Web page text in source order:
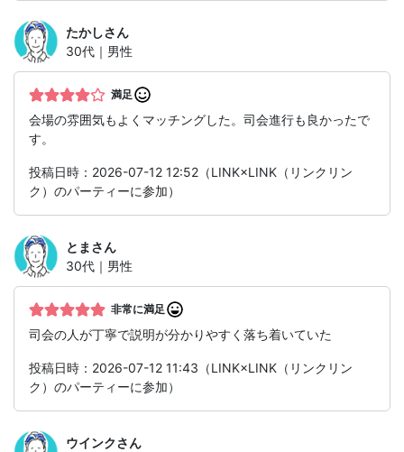
たかしさん
30代｜男性
満足
会場の雰囲気もよくマッチングした。司会進行も良かったで
す。
投稿日時：2026-07-12 12:52（LINK×LINK（リンクリン
ク）のパーティーに参加）
とま さん
30代｜男性
非常に満足
司会の人が丁寧で説明が分かりやすく落ち着いていた
投稿日時：2026-07-12 11:43（LINK×LINK（リンクリン
ク）のパーティーに参加）
ウインクさん